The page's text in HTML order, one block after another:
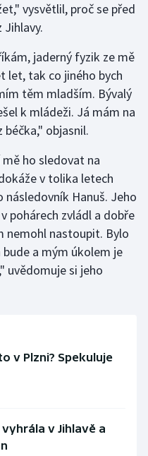
vysvětlil, proč se před
jaderný fyzik ze mě
let, tak co jiného bych
těm mladším. Bývalý
k mládeži. Já mám na
objasnil.
ho sledovat na
v tolika letech
následovník Hanuš. Jeho
pohárech zvládl a dobře
nemohl nastoupit. Bylo
bude a mým úkolem je
uvědomuje si jeho
v Plzni? Spekuluje
v Jihlavě a